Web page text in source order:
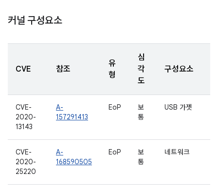
커널 구성요소
CVE 참조
유
형
심
각
도
구성요소
CVE-
2020-
13143
A-
157291413
EoP
보
통
USB 가젯
CVE-
2020-
25220
A-
168590505
EoP
보
통
네트워크